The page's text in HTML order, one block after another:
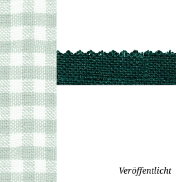
Veröffentlicht